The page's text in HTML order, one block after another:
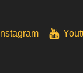
Instagram